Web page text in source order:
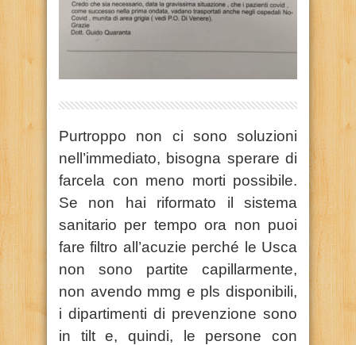
Purtroppo non ci sono soluzioni
nell’immediato, bisogna sperare di
farcela con meno morti possibile.
Se non hai riformato il sistema
sanitario per tempo ora non puoi
fare filtro all’acuzie perché le Usca
non sono partite capillarmente,
non avendo mmg e pls disponibili,
i dipartimenti di prevenzione sono
in tilt e, quindi, le persone con